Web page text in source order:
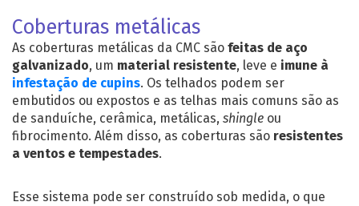
Coberturas metálicas
As coberturas metálicas da CMC são feitas de aço
galvanizado, um material resistente, leve e imune à
infestação de cupins. Os telhados podem ser
embutidos ou expostos e as telhas mais comuns são as
de sanduíche, cerâmica, metálicas, shingle ou
fibrocimento. Além disso, as coberturas são resistentes
a ventos e tempestades.
Esse sistema pode ser construído sob medida, o que